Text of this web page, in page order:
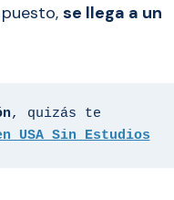
se llega a un
, quizás te
USA Sin Estudios